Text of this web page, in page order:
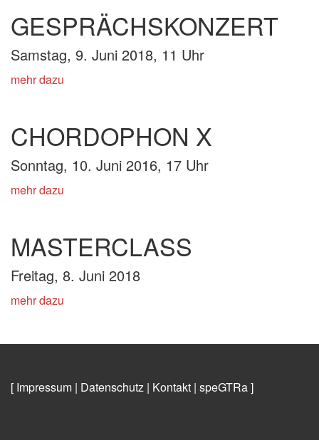
GESPRÄCHSKONZERT
Samstag, 9. Juni 2018, 11 Uhr
mehr dazu
CHORDOPHON X
Sonntag, 10. Juni 2016, 17 Uhr
mehr dazu
MASTERCLASS
Freitag, 8. Juni 2018
mehr dazu
[ Impressum | Datenschutz | Kontakt | speGTRa]